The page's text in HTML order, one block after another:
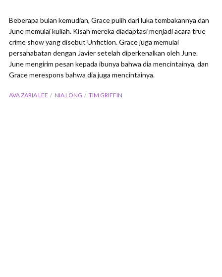
Beberapa bulan kemudian, Grace pulih dari luka tembakannya dan
June memulai kuliah. Kisah mereka diadaptasi menjadi acara true
crime show yang disebut Unfiction. Grace juga memulai
persahabatan dengan Javier setelah diperkenalkan oleh June.
June mengirim pesan kepada ibunya bahwa dia mencintainya, dan
Grace merespons bahwa dia juga mencintainya.
AVA ZARIA LEE NIA LONG TIM GRIFFIN